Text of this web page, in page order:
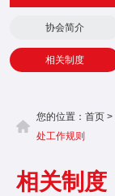
Next
协会简介
相关制度
您的位置：首页 >
处工作规则
相关制度